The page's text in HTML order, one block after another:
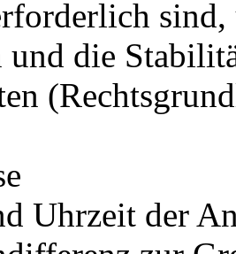
sind,
und die
Uhrzeit der